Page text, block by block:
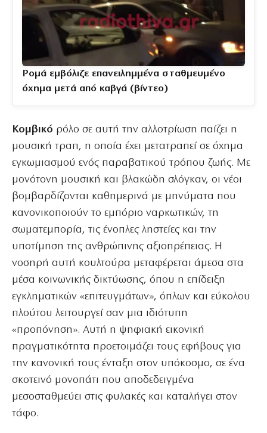
Ρομά εμβόλιζε επανειλημμένα σταθμευμένο
όχημα μετά από καβγά (βίντεο)
Κομβικό ρόλο σε αυτή την αλλοτρίωση παίζει η
μουσική τραπ, η οποία έχει μετατραπεί σε όχημα
εγκωμιασμού ενός παραβατικού τρόπου ζωής. Με
μονότονη μουσική και βλακώδη σλόγκαν, οι νέοι
βομβαρδίζονται καθημερινά με μηνύματα που
κανονικοποιούν το εμπόριο ναρκωτικών, τη
σωματεμπορία, τις ένοπλες ληστείες και την
υποτίμηση της ανθρώπινης αξιοπρέπειας. Η
νοσηρή αυτή κουλτούρα μεταφέρεται άμεσα στα
μέσα κοινωνικής δικτύωσης, όπου η επίδειξη
εγκληματικών «επιτευγμάτων», όπλων και εύκολου
πλούτου λειτουργεί σαν μια ιδιότυπη
«προπόνηση». Αυτή η ψηφιακή εικονική
πραγματικότητα προετοιμάζει τους εφήβους για
την κανονική τους ένταξη στον υπόκοσμο, σε ένα
σκοτεινό μονοπάτι που αποδεδειγμένα
μεσοσταθμεύει στις φυλακές και καταλήγει στον
τάφο.